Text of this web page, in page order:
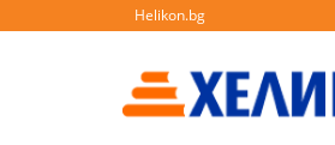
Helikon.bg